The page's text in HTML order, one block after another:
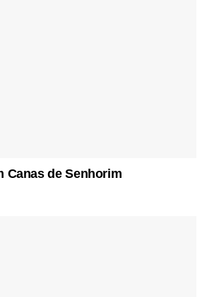
Canas de Senhorim